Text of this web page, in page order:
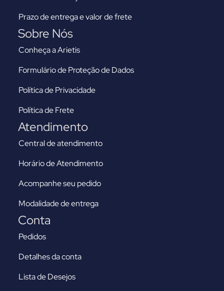
Prazo de entrega e valor de frete
Sobre Nós
Conheça a Arietis
Formulário de Proteção de Dados
Política de Privacidade
Política de Frete
Atendimento
Central de atendimento
Horário de Atendimento
Acompanhe seu pedido
Modalidade de entrega
Conta
Pedidos
Detalhes da conta
Lista de Desejos